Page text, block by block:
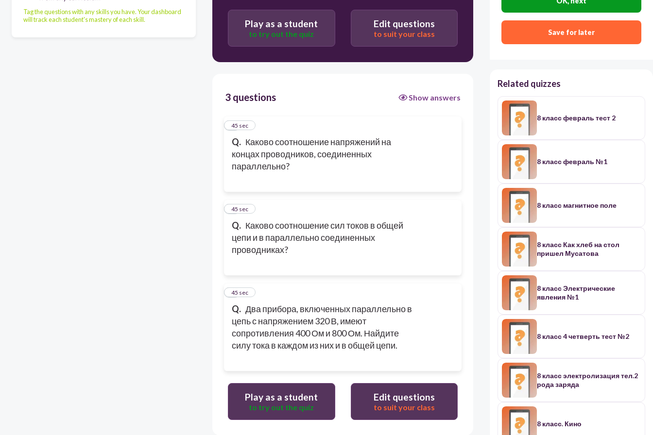
Tag the questions with any skills you have. Your dashboard
will track each student's mastery of each skill.
Play as a student
to try out the quiz
Edit questions
to suit your class
3 questions Show answers
Q. Каково соотношение напряжений на
концах проводников, со­единенных
параллельно?
1
45 sec
Q. Каково соотношение сил токов в общей
цепи и в параллельно соединенных
проводниках?
2
45 sec
Q. Два прибора, включенных параллельно в
цепь с напряжением 320 В, имеют
сопротивления 400 Ом и 800 Ом. Найдите
силу тока в каждом из них и в общей цепи.
3
45 sec
Play as a student
to try out the quiz
Edit questions
to suit your class
Save for later
Related quizzes
8 класс февраль тест 2
8 класс февраль №1
8 класс магнитное поле
8 класс Как хлеб на стол
пришел Мусатова
8 класс Электрические
явления №1
8 класс 4 четверть тест №2
8 класс электролизация тел.2
рода заряда
8 класс. Кино